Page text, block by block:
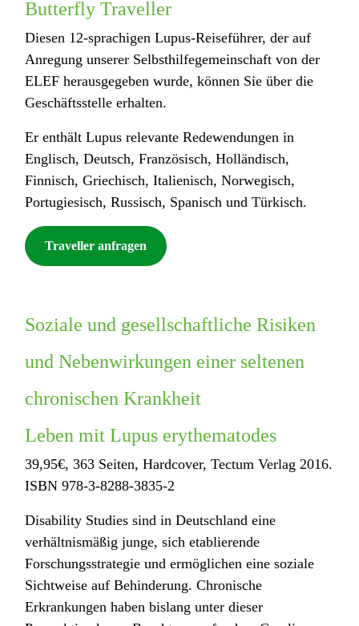
Butterfly Traveller
Diesen 12-sprachigen Lupus-Reiseführer, der auf
Anregung unserer Selbsthilfegemeinschaft von der
ELEF herausgegeben wurde, können Sie über die
Geschäftsstelle erhalten.
Er enthält Lupus relevante Redewendungen in
Englisch, Deutsch, Französisch, Holländisch,
Finnisch, Griechisch, Italienisch, Norwegisch,
Portugiesisch, Russisch, Spanisch und Türkisch.
Traveller anfragen
Soziale und gesellschaftliche Risiken
und Nebenwirkungen einer seltenen
chronischen Krankheit
Leben mit Lupus erythematodes
39,95€, 363 Seiten, Hardcover, Tectum Verlag 2016.
ISBN 978-3-8288-3835-2
Disability Studies sind in Deutschland eine
verhältnismäßig junge, sich etablierende
Forschungsstrategie und ermöglichen eine soziale
Sichtweise auf Behinderung. Chronische
Erkrankungen haben bislang unter dieser